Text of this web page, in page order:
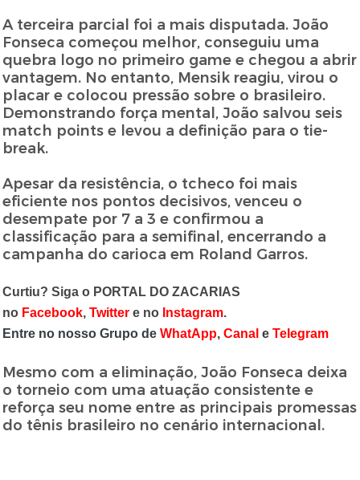
A terceira parcial foi a mais disputada. João
Fonseca começou melhor, conseguiu uma
quebra logo no primeiro game e chegou a abrir
vantagem. No entanto, Mensik reagiu, virou o
placar e colocou pressão sobre o brasileiro.
Demonstrando força mental, João salvou seis
match points e levou a definição para o tie-
break.
Apesar da resistência, o tcheco foi mais
eficiente nos pontos decisivos, venceu o
desempate por 7 a 3 e confirmou a
classificação para a semifinal, encerrando a
campanha do carioca em Roland Garros.
Curtiu? Siga o PORTAL DO ZACARIAS
no Facebook,Twitter e no Instagram.
Entre no nosso Grupo deWhatApp,Canal eTelegram
Mesmo com a eliminação, João Fonseca deixa
o torneio com uma atuação consistente e
reforça seu nome entre as principais promessas
do tênis brasileiro no cenário internacional.